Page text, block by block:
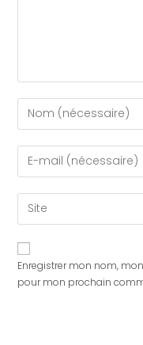
Enregistrer mon nom,
pour mon prochain